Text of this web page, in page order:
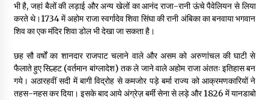
भी है, जहां बैलों की लड़ाई और अन्य खेलों का आनंद राजा-रानी ऊंचे पैवेलियन से लिया
करते थे।1734 में अहोम राजा स्वर्गादेव शिवा सिंघा की रानी अंबिका का बनवाया भगवान
शिव का एक मंदिर शिवा डोल भी देखा जा सकता है।
छह सौ वर्षों का शानदार राजपाट चलाने वाले और असम को अरुणांचल की घाटी से
फैलाते हुए सिल्हट (वर्तमान बांग्लादेश) तक ले जाने वाले अहोम राजा अंततः इतिहास बन
गये। अठारहवीं सदी में बागी विद्रोह से कमजोर पड़े बर्मा राज्य को आक्रमणकारियों ने
तहस-नहस कर दिया। इसके बाद आये अंग्रेज़ बर्मी सेना से लड़े और 1826 में यानडाबो